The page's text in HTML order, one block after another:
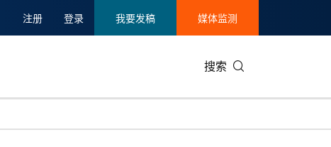
注册 登录 我要发稿 媒体监测
搜索